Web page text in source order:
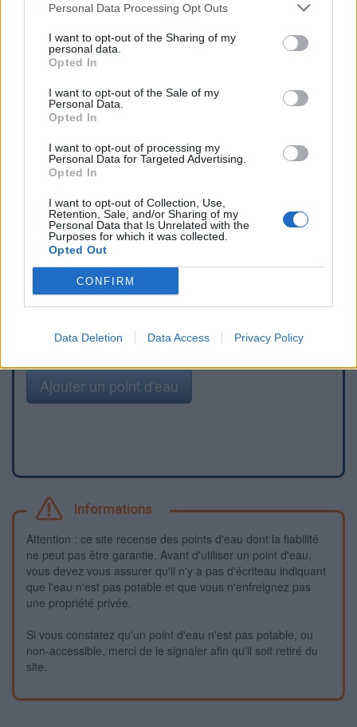
Personal Data Processing Opt Outs
I want to opt-out of the Sharing of my
personal data.
Opted In
I want to opt-out of the Sale of my
Personal Data.
Opted In
I want to opt-out of processing my
Personal Data for Targeted Advertising.
Opted In
I want to opt-out of Collection, Use,
Retention, Sale, and/or Sharing of my
Personal Data that Is Unrelated with the
Purposes for which it was collected.
Opted Out
CONFIRM
Data Deletion Data Access Privacy Policy
Signaler une erreur
Ajouter un point d'eau
Informations
Attention : ce site recense des points d'eau dont la fiabilité
ne peut pas être garantie. Avant d'utiliser un point d'eau,
vous devez vous assurer qu'il n'y a pas d'écriteau indiquant
que l'eau n'est pas potable et que vous n'enfreignez pas
une propriété privée.
Si vous constatez qu'un point d'eau n'est pas potable, ou
non-accessible, merci de le signaler afin qu'il soit retiré du
site.